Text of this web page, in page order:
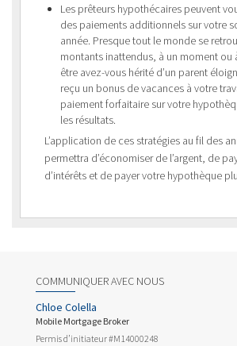
Les prêteurs hypothécaires peuvent
des paiements additionnels sur votre
année. Presque tout le monde se
montants inattendus, à un moment ou
être avez-vous hérité d’un parent
reçu un bonus de vacances à votre
paiement forfaitaire sur votre
les résultats.
L’application de ces stratégies au fil des
permettra d’économiser de l’argent, de
d’intérêts et de payer votre hypothèque
COMMUNIQUER AVEC NOUS
Chloe Colella
Mobile Mortgage Broker
Permis d’initiateur #M14000248